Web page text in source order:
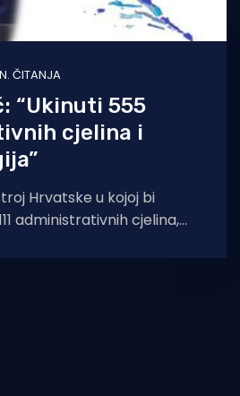
ČITANJA
“Ukinuti 555
cjelina i
Hrvatske u kojoj bi
administrativnih cjelina,